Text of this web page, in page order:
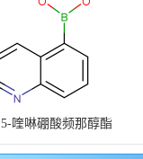
5-喹啉硼酸频那醇酯